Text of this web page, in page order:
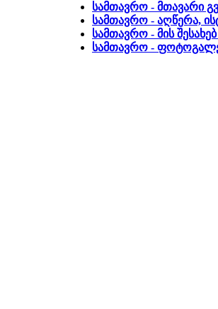
სამთავრო - მთავარი
სამთავრო - აღწერა,
სამთავრო - მის
სამთავრო -